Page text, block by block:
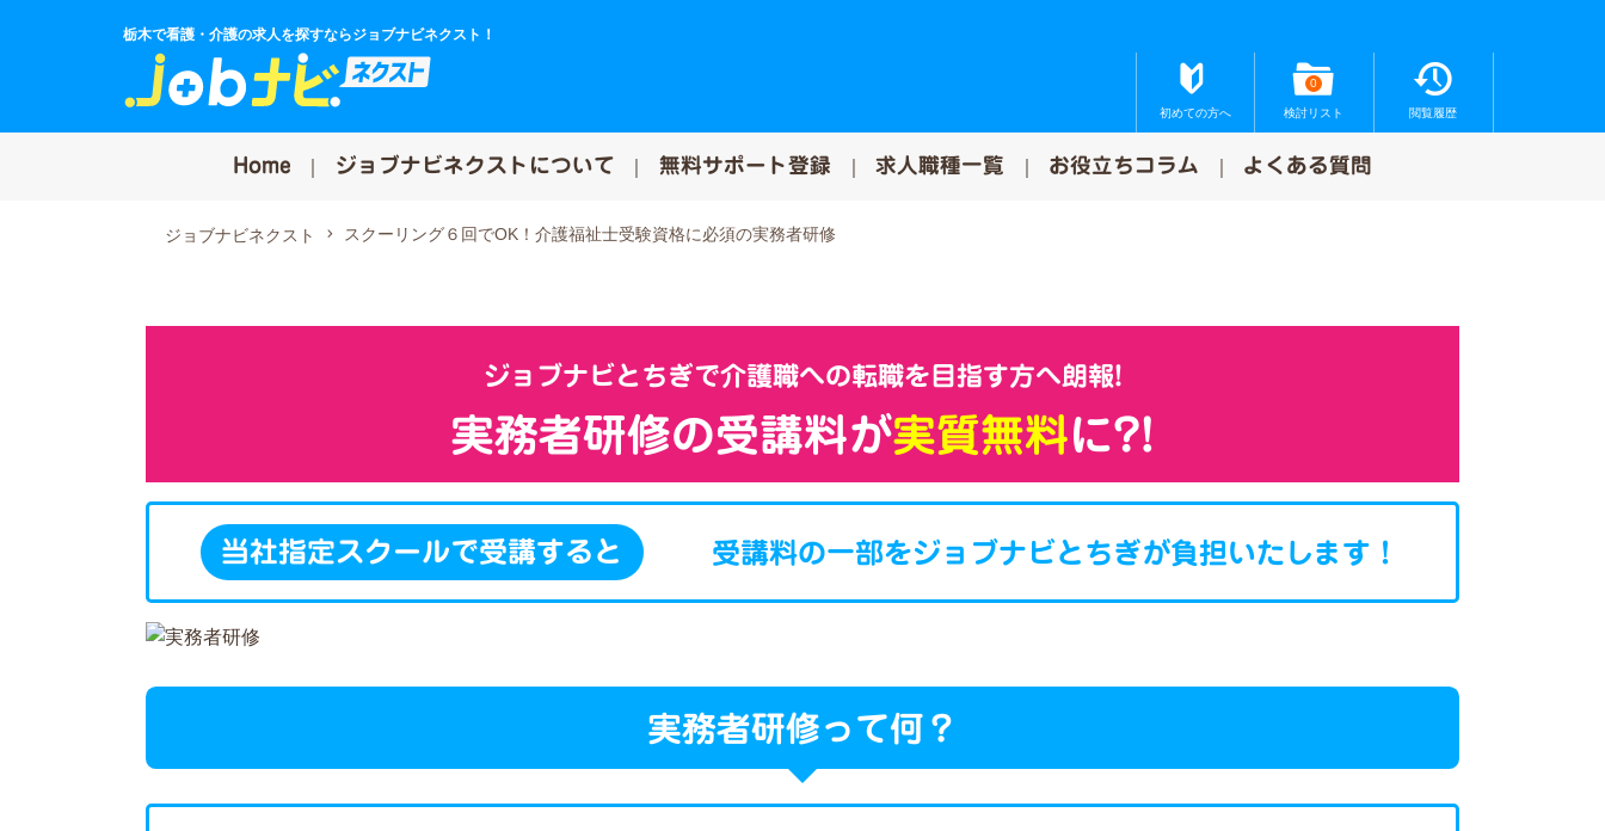
栃木で看護・介護の求人を探すならジョブナビネクスト！
初めての方へ
0
検討リスト 閲覧履歴
Home ジョブナビネクストについて 無料サポート登録 求人職種一覧 お役立ちコラム よくある質問
ジョブナビネクスト スクーリング６回でOK！介護福祉士受験資格に必須の実務者研修
ジョブナビとちぎで介護職への転職を目指す方へ朗報!
実務者研修の受講料が実質無料に?!
当社指定スクールで受講すると 受講料の一部をジョブナビとちぎが負担いたします！
実務者研修って何？